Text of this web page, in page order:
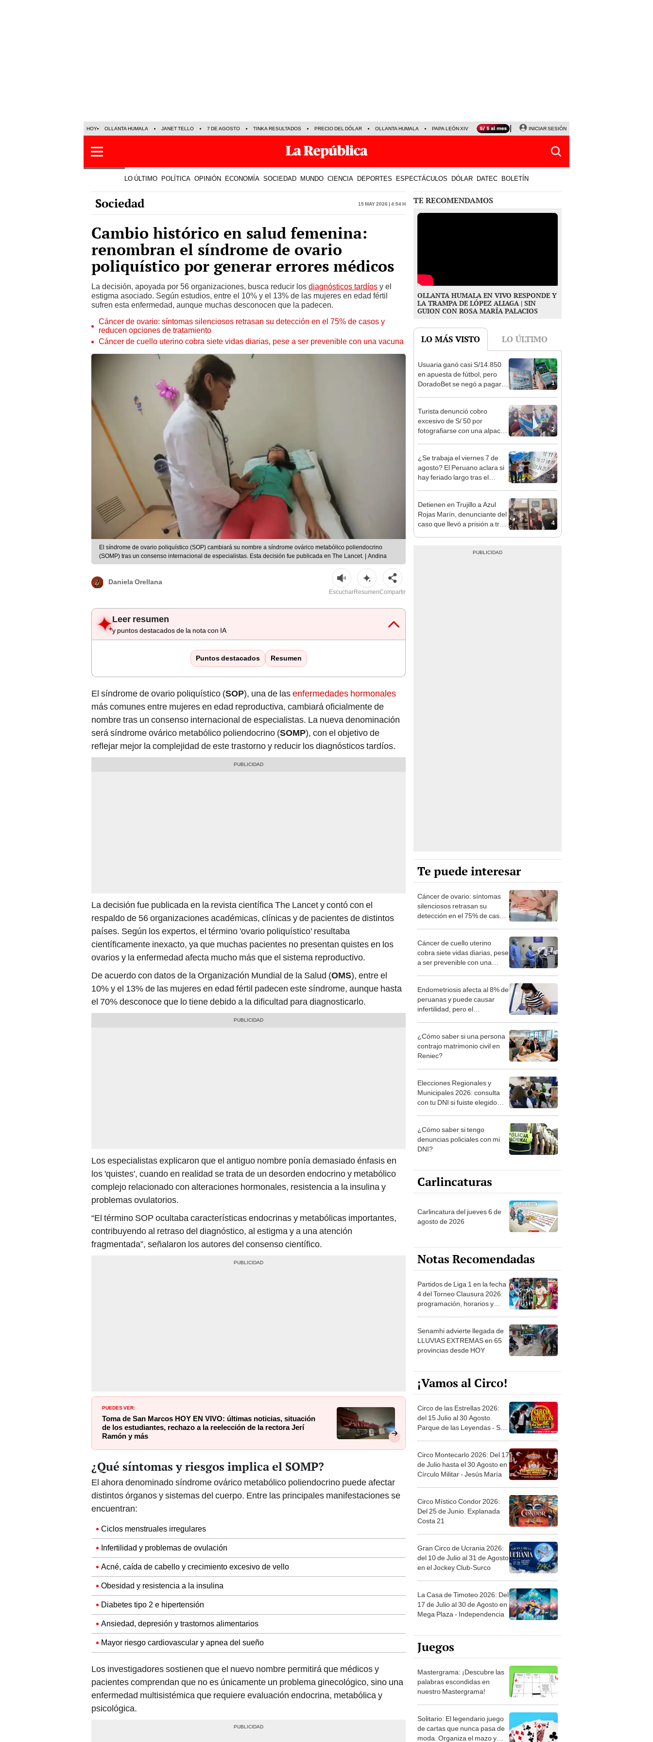
HOY OLLANTA HUMALA JANET TELLO 7 DE AGOSTO TINKA RESULTADOS PRECIO DEL DÓLAR OLLANTA HUMALA PAPA LEÓN XIV NALDY SALDAÑA LA BELLA LUZ
INICIAR SESIÓN
LO ÚLTIMO POLÍTICA OPINIÓN ECONOMÍA SOCIEDAD MUNDO CIENCIA DEPORTES ESPECTÁCULOS DÓLAR DATEC BOLETÍN
Sociedad 15 May 2026 | 4:54 h
Cambio histórico en salud femenina:
renombran el síndrome de ovario
poliquístico por generar errores médicos
La decisión, apoyada por 56 organizaciones, busca reducir los diagnósticos tardíos y el
estigma asociado. Según estudios, entre el 10% y el 13% de las mujeres en edad fértil
sufren esta enfermedad, aunque muchas desconocen que la padecen.
Cáncer de ovario: síntomas silenciosos retrasan su detección en el 75% de casos y
reducen opciones de tratamiento
Cáncer de cuello uterino cobra siete vidas diarias, pese a ser prevenible con una vacuna
El síndrome de ovario poliquístico (SOP) cambiará su nombre a síndrome ovárico metabólico poliendocrino
(SOMP) tras un consenso internacional de especialistas. Esta decisión fue publicada en The Lancet. | Andina
Daniela Orellana
EscucharResumenCompartir
Leer resumen
y puntos destacados de la nota con IA
Puntos destacados Resumen
El síndrome de ovario poliquístico (SOP), una de lasenfermedades hormonales
más comunes entre mujeres en edad reproductiva, cambiará oficialmente de
nombre tras un consenso internacional de especialistas. La nueva denominación
será síndrome ovárico metabólico poliendocrino (SOMP), con el objetivo de
reflejar mejor la complejidad de este trastorno y reducir los diagnósticos tardíos.
La decisión fue publicada en la revista científica The Lancet y contó con el
respaldo de 56 organizaciones académicas, clínicas y de pacientes de distintos
países. Según los expertos, el término 'ovario poliquístico' resultaba
científicamente inexacto, ya que muchas pacientes no presentan quistes en los
ovarios y la enfermedad afecta mucho más que el sistema reproductivo.
De acuerdo con datos de la Organización Mundial de la Salud (OMS), entre el
10% y el 13% de las mujeres en edad fértil padecen este síndrome, aunque hasta
el 70% desconoce que lo tiene debido a la dificultad para diagnosticarlo.
Los especialistas explicaron que el antiguo nombre ponía demasiado énfasis en
los 'quistes', cuando en realidad se trata de un desorden endocrino y metabólico
complejo relacionado con alteraciones hormonales, resistencia a la insulina y
problemas ovulatorios.
“El término SOP ocultaba características endocrinas y metabólicas importantes,
contribuyendo al retraso del diagnóstico, al estigma y a una atención
fragmentada”, señalaron los autores del consenso científico.
PUEDES VER:
Toma de San Marcos HOY EN VIVO: últimas noticias, situación
de los estudiantes, rechazo a la reelección de la rectora Jerí
Ramón y más
¿Qué síntomas y riesgos implica el SOMP?
El ahora denominado síndrome ovárico metabólico poliendocrino puede afectar
distintos órganos y sistemas del cuerpo. Entre las principales manifestaciones se
encuentran:
Ciclos menstruales irregulares
Infertilidad y problemas de ovulación
Acné, caída de cabello y crecimiento excesivo de vello
Obesidad y resistencia a la insulina
Diabetes tipo 2 e hipertensión
Ansiedad, depresión y trastornos alimentarios
Mayor riesgo cardiovascular y apnea del sueño
Los investigadores sostienen que el nuevo nombre permitirá que médicos y
pacientes comprendan que no es únicamente un problema ginecológico, sino una
enfermedad multisistémica que requiere evaluación endocrina, metabólica y
psicológica.
TE RECOMENDAMOS
OLLANTA HUMALA EN VIVO RESPONDE Y
LA TRAMPA DE LÓPEZ ALIAGA | SIN
GUION CON ROSA MARÍA PALACIOS
LO MÁS VISTO LO ÚLTIMO
1
Usuaria ganó casi S/14.850
en apuesta de fútbol, pero
DoradoBet se negó a pagar:
2
Turista denunció cobro
excesivo de S/ 50 por
fotografiarse con una alpaca
3
¿Se trabaja el viernes 7 de
agosto? El Peruano aclara si
hay feriado largo tras el
4
Detienen en Trujillo a Azul
Rojas Marín, denunciante del
caso que llevó a prisión a tres
Te puede interesar
Cáncer de ovario: síntomas
silenciosos retrasan su
detección en el 75% de casos
Cáncer de cuello uterino
cobra siete vidas diarias, pese
a ser prevenible con una
Endometriosis afecta al 8% de
peruanas y puede causar
infertilidad, pero el
¿Cómo saber si una persona
contrajo matrimonio civil en
Reniec?
Elecciones Regionales y
Municipales 2026: consulta
con tu DNI si fuiste elegido
la ONPE
¿Cómo saber si tengo
denuncias policiales con mi
DNI?
Carlincaturas
Carlincatura del jueves 6 de
agosto de 2026
Notas Recomendadas
Partidos de Liga 1 en la fecha
4 del Torneo Clausura 2026:
programación, horarios y
Senamhi advierte llegada de
LLUVIAS EXTREMAS en 65
provincias desde HOY
¡Vamos al Circo!
Circo de las Estrellas 2026:
del 15 Julio al 30 Agosto.
Parque de las Leyendas - San
Circo Montecarlo 2026: Del 17
de Julio hasta el 30 Agosto en
Círculo Militar - Jesús María
Circo Místico Condor 2026:
Del 25 de Junio. Explanada
Costa 21
Gran Circo de Ucrania 2026:
del 10 de Julio al 31 de Agosto
en el Jockey Club-Surco
La Casa de Timoteo 2026: Del
17 de Julio al 30 de Agosto en
Mega Plaza - Independencia
Juegos
Mastergrama: ¡Descubre las
palabras escondidas en
nuestro Mastergrama!
Solitario: El legendario juego
de cartas que nunca pasa de
moda. Organiza el mazo y